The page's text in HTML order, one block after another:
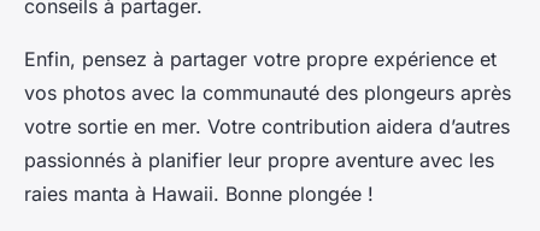
conseils à partager.
Enfin, pensez à partager votre propre expérience et
vos photos avec la communauté des plongeurs après
votre sortie en mer. Votre contribution aidera d’autres
passionnés à planifier leur propre aventure avec les
raies manta à Hawaii. Bonne plongée !